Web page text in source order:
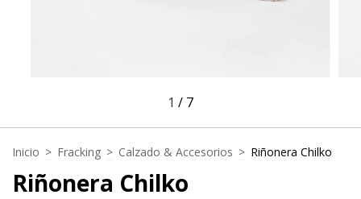
1 / 7
Inicio > Fracking > Calzado & Accesorios > Riñonera Chilko
Riñonera Chilko